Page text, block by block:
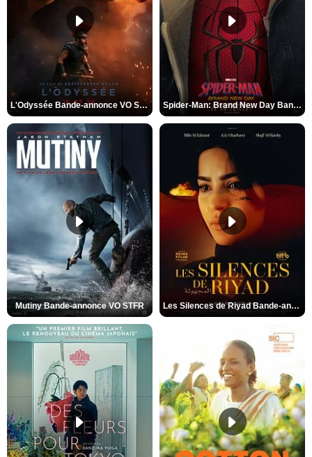
L'Odyssée Bande-annonce VO STFR Spider-Man: Brand New Day Bande-annonce VO STFR
Mutiny Bande-annonce VO STFR Les Silences de Riyad Bande-annonce VO STFR